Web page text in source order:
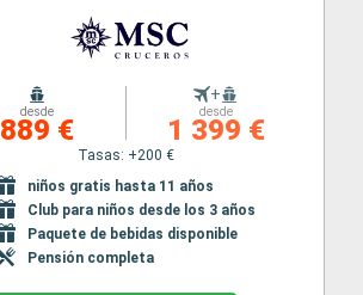
desde
889 €
+
desde
1 399 €
Tasas: +200 €
niños gratis hasta 11 años
Club para niños desde los 3 años
Paquete de bebidas disponible
Pensión completa